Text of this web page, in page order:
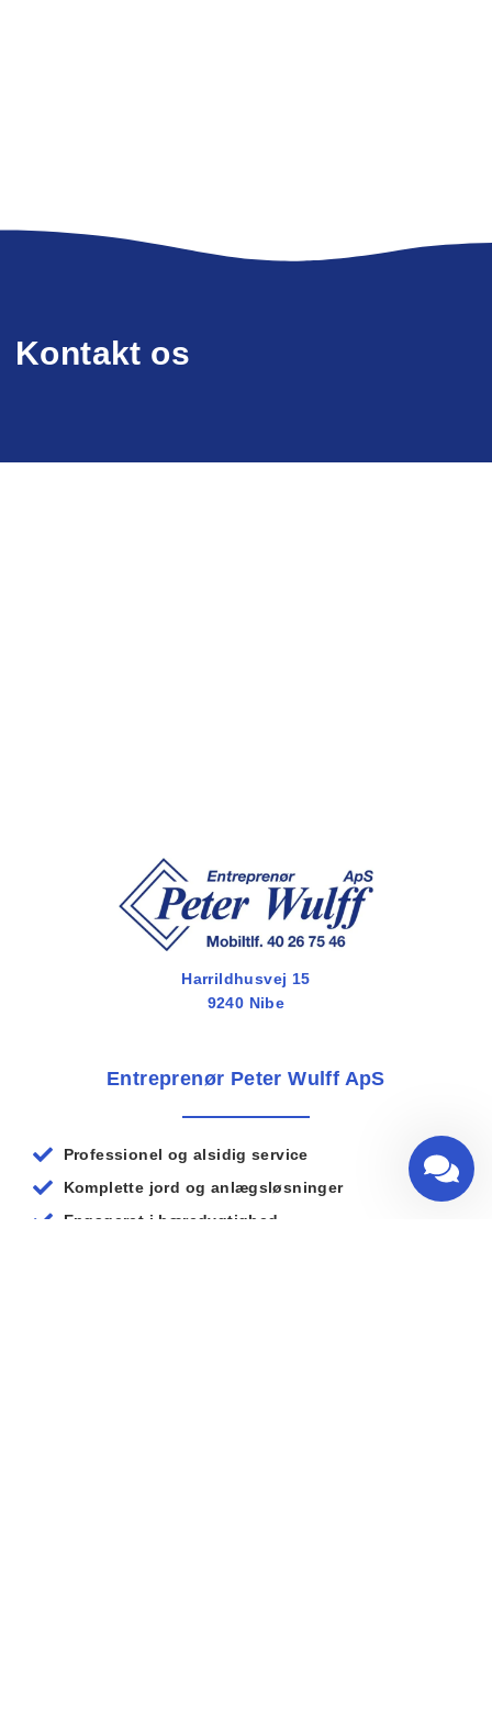
Kontakt os
Harrildhusvej 15
9240 Nibe
Entreprenør Peter Wulff ApS
Professionel og alsidig service
Komplette jord og anlægsløsninger
Engageret i bæredygtighed